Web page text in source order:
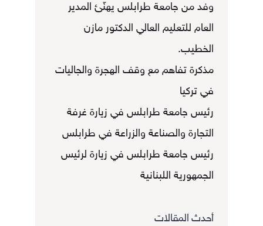
وفد من جامعة طرابلس يهنّئ المدير
العام للتعليم العالي الدكتور مازن
الخطيب.
مذكرة تفاهم مع وقف الهجرة والجاليات
في تركيا
رئيس جامعة طرابلس في زيارة غرفة
التجارة والصناعة والزراعة في طرابلس
رئيس جامعة طرابلس في زيارة لرئيس
الجمهورية اللبنانية
أحدث المقالات